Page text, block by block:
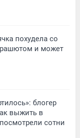
похудела со
и может
блогер
выжить в
сотни